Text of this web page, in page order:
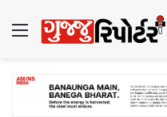
Menu